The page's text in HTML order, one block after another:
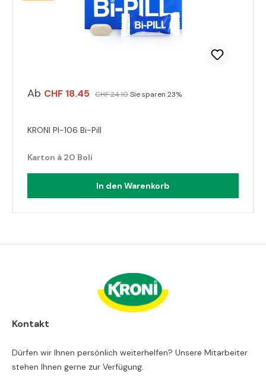
Ab CHF 18.45 CHF 24.10Sie sparen 23%
KRONI PI-106 Bi-Pill
Karton à 20 Boli
In den Warenkorb
Kontakt
Dürfen wir Ihnen persönlich weiterhelfen? Unsere Mitarbeiter
stehen Ihnen gerne zur Verfügung.